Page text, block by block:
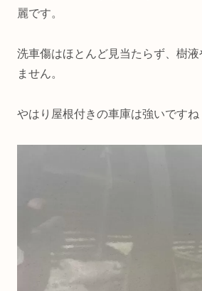
麗です。
洗車傷はほとんど見当たらず、樹液
ません。
やはり屋根付きの車庫は強いですね